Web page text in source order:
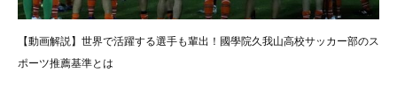
【動画解説】世界で活躍する選手も輩出！國學院久我山高校サッカー部のス
ポーツ推薦基準とは